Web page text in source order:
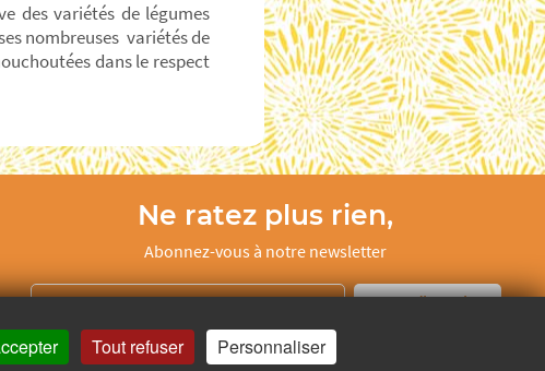
des variétés de légumes
nombreuses variétés de
dans le respect
Ne ratez plus rien,
Abonnez-vous à notre newsletter
Je m’inscris
Tout refuser Personnaliser